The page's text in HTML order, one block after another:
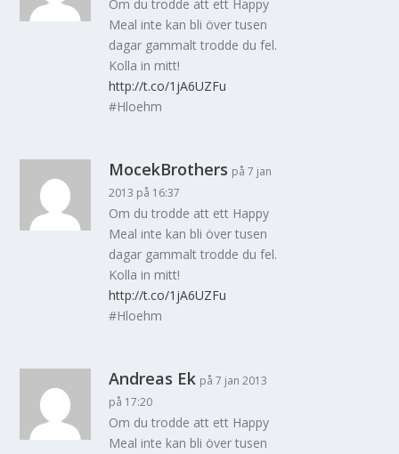
Om du trodde att ett Happy
Meal inte kan bli över tusen
dagar gammalt trodde du fel.
Kolla in mitt!
http://t.co/1jA6UZFu
#Hloehm
MocekBrothers på 7 jan
2013 på 16:37
Om du trodde att ett Happy
Meal inte kan bli över tusen
dagar gammalt trodde du fel.
Kolla in mitt!
http://t.co/1jA6UZFu
#Hloehm
Andreas Ek på 7 jan 2013
på 17:20
Om du trodde att ett Happy
Meal inte kan bli över tusen